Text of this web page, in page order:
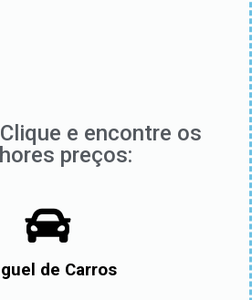
e encontre os
preços:
de Carros